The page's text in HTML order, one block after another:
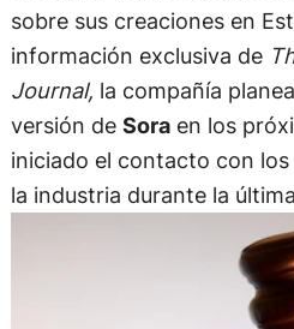
sobre sus creaciones en
información exclusiva de
Journal, la compañía
versión de Soraen los
iniciado el contacto con
la industria durante la